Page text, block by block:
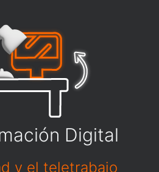
Digital
y el teletrabajo